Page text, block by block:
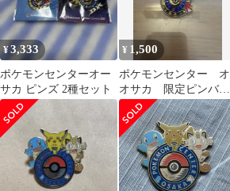
¥3,333
ポケモンセンターオー
サカ ピンズ 2種セット
¥ 1,500
ポケモンセンター オ
オサカ 限定ピンバッ
ジ 未使用